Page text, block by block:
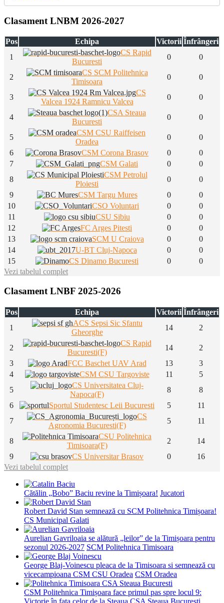
Clasament LNBM 2026-2027
Pos Echipa Victorii Înfrângeri
1
CS Rapid
Bucuresti
0 0
2
CS SCM Politehnica
Timisoara
0 0
3
CS
Valcea 1924 Ramnicu Valcea
0 0
4
CSA Steaua
Bucuresti
0 0
5
CSM CSU Raiffeisen
Oradea
0
0
6
CSM Corona Brasov 0
0
7
CSM Galati 0
0
8
CSM Petrolul
Ploiesti
0
0
9
CSM Targu Mures 0
0
10
CSO Voluntari 0
0
11
CSU Sibiu 0
0
12
FC Arges Pitesti 0
0
13
SCM U Craiova 0
0
14
U-BT Cluj-Napoca 0
0
15
CS Dinamo Bucuresti 0
0
Vezi tabelul complet
Clasament LNBF 2025-2026
Pos Echipa Victorii Înfrângeri
1
ACS Sepsi Sic Sfantu
Gheorghe
14 2
2
CS Rapid
Bucuresti(F)
14
2
3
FCC Baschet UAV Arad 13
3
4
CSM CSU Targoviste 11
5
5
CS Universitatea Cluj-
Napoca(F)
8
8
6
Sportul Studentesc Leii Bucuresti 5
11
7
CS
Agronomia Bucuresti(F)
5 11
8
CSU Politehnica
Timisoara(F)
2
14
9
CS Universitar Brasov 0
16
Vezi tabelul complet
Cătălin „Bobo” Baciu revine la Timișoara! Jucatori
Robert David Stan semnează cu SCM Politehnica Timișoara!
CS Municipal Galati
Aurelian Gavriloaia se alătură „leilor” de la Timișoara pentru
sezonul 2026-2027 SCM Politehnica Timisoara
George Blaj-Voinescu pleaca de la Timisoara si semnează cu
vicecampioana CSM CSU Oradea CSM Oradea
CSM Politehnica Timișoara face primul pas spre locul 9:
Victorie în fața celor de la Steaua CSA Steaua Bucuresti